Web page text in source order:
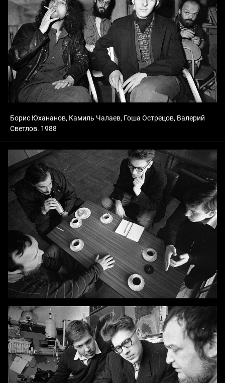
Борис Юхананов, Камиль Чалаев, Гоша Острецов, Валерий
Светлов. 1988